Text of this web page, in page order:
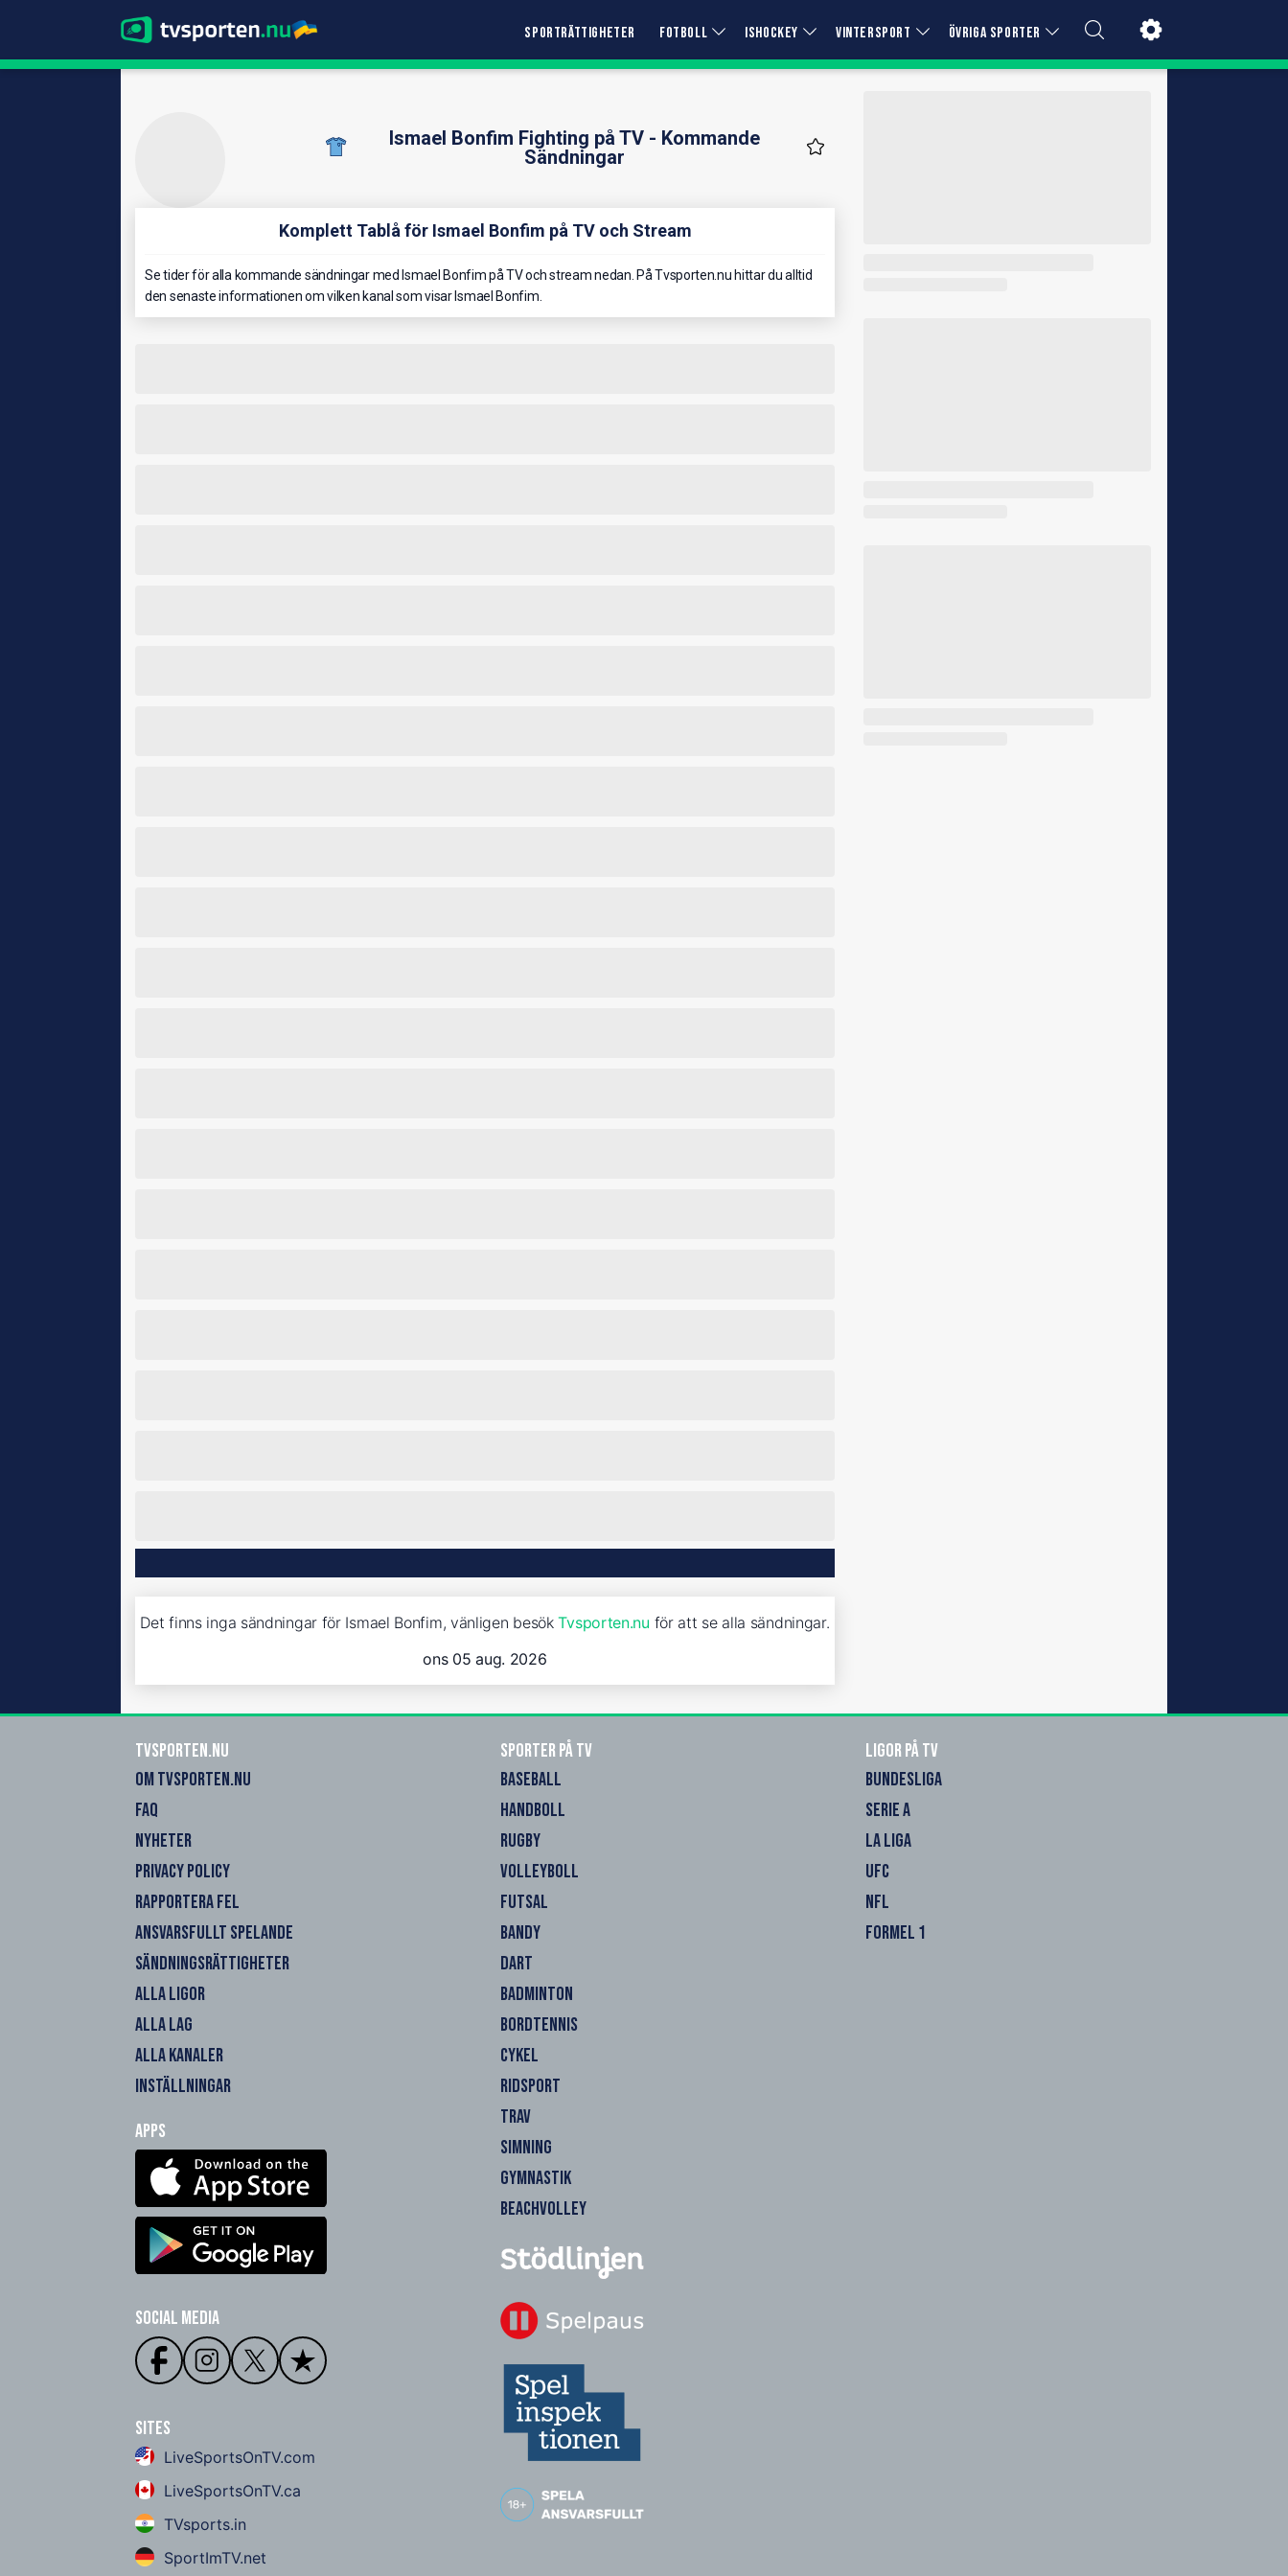
SPORTRÄTTIGHETER FOTBOLL ISHOCKEY VINTERSPORT ÖVRIGA SPORTER
Ismael Bonfim Fighting på TV - Kommande
Sändningar
Komplett Tablå för Ismael Bonfim på TV och Stream
Se tider för alla kommande sändningar med Ismael Bonfim på TV och stream nedan. På Tvsporten.nu hittar du alltid
den senaste informationen om vilken kanal som visar Ismael Bonfim.
Det finns inga sändningar för Ismael Bonfim, vänligen besökTvsporten.nu för att se alla sändningar.
ons 05 aug. 2026
Tvsporten.nu
OM TVSPORTEN.NU
FAQ
NYHETER
PRIVACY POLICY
RAPPORTERA FEL
ANSVARSFULLT SPELANDE
SÄNDNINGSRÄTTIGHETER
ALLA LIGOR
ALLA LAG
ALLA KANALER
INSTÄLLNINGAR
Apps
Social Media
Sites
LiveSportsOnTV.com
LiveSportsOnTV.ca
TVsports.in
SportImTV.net
Sporter på TV
BASEBALL
HANDBOLL
RUGBY
VOLLEYBOLL
FUTSAL
BANDY
DART
BADMINTON
BORDTENNIS
CYKEL
RIDSPORT
TRAV
SIMNING
GYMNASTIK
BEACHVOLLEY
Ligor på TV
BUNDESLIGA
SERIE A
LA LIGA
UFC
NFL
FORMEL 1